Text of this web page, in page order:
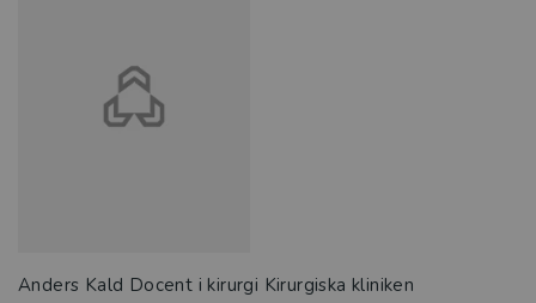
Anders Kald Docent i kirurgi Kirurgiska kliniken